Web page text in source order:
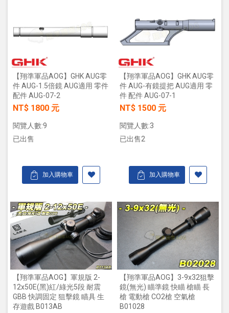
【翔準軍品AOG】GHK AUG零
件 AUG-1.5倍鏡 AUG適用 零件
配件 AUG-07-2
NT$ 1800 元
閱覽人數:9
已出售
加入購物車
【翔準軍品AOG】GHK AUG零
件 AUG-有鏡提把 AUG適用 零
件 配件 AUG-07-1
NT$ 1500 元
閱覽人數:3
已出售2
加入購物車
【翔準軍品AOG】軍規版 2-
12x50E(黑)紅/綠光5段 耐震
GBB 快調固定 狙擊鏡 瞄具 生
存遊戲 B013AB
【翔準軍品AOG】3-9x32狙擊
鏡(無光) 瞄準鏡 快瞄 槍瞄 長
槍 電動槍 CO2槍 空氣槍
B01028